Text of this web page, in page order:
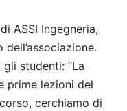
ASSI Ingegneria,
studenti: “La
prime lezioni del
cerchiamo di